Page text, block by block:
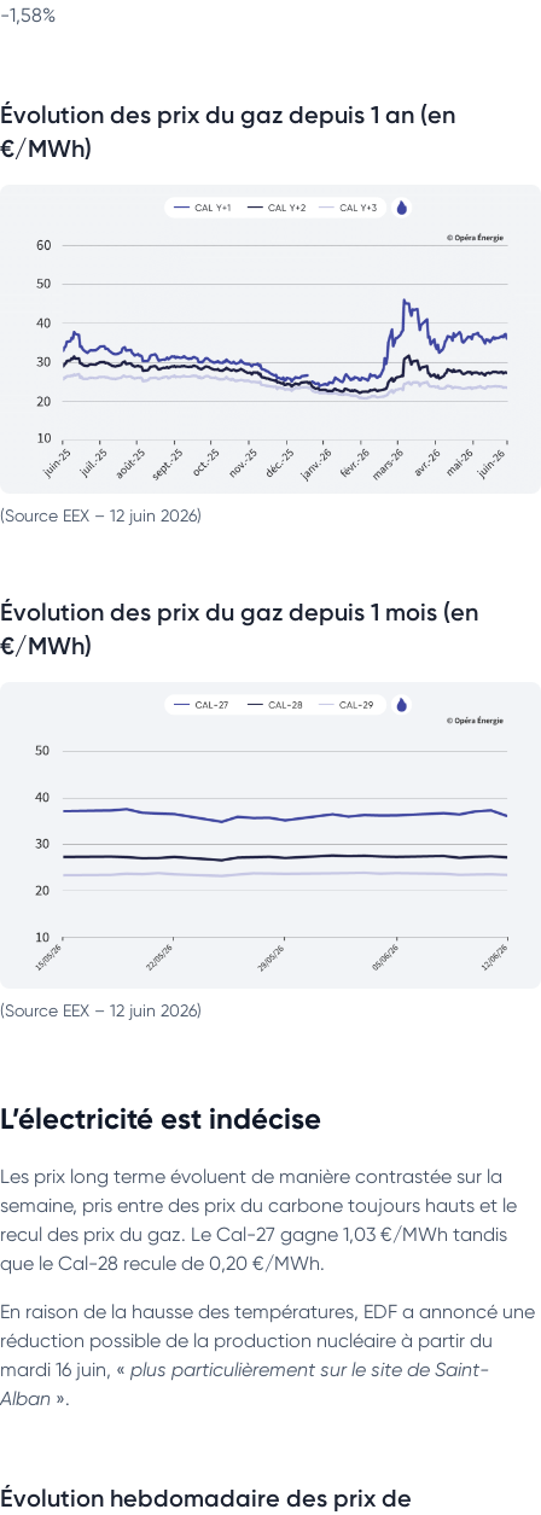
-1,58%
Évolution des prix du gaz depuis 1 an (en
€/MWh)
(Source EEX – 12 juin 2026)
Évolution des prix du gaz depuis 1 mois (en
€/MWh)
(Source EEX – 12 juin 2026)
L’électricité est indécise
Les prix long terme évoluent de manière contrastée sur la
semaine, pris entre des prix du carbone toujours hauts et le
recul des prix du gaz. Le Cal-27 gagne 1,03 €/MWh tandis
que le Cal-28 recule de 0,20 €/MWh.
En raison de la hausse des températures, EDF a annoncé une
réduction possible de la production nucléaire à partir du
mardi 16 juin, « plus particulièrement sur le site de Saint-
Alban ».
Évolution hebdomadaire des prix de